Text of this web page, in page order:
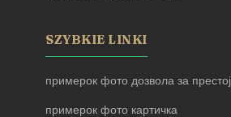
SZYBKIE LINKI
примерок фото дозвола за престој
примерок фото картичка